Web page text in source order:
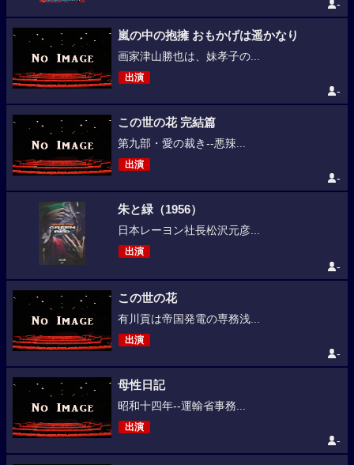
-
嵐の中の抱擁 おもかげは遥かなり
画家津山勝也は、妹孝子の...
出演
-
この世の花 完結篇
第九部・愛の裁き--悪辣...
出演
-
朱と緑（1956）
日本レーヨン社長松沢元彦...
出演
-
この世の花
有川貢は帝国発電の専務浅...
出演
-
母性日記
昭和十四年--運輸省事務...
出演
-